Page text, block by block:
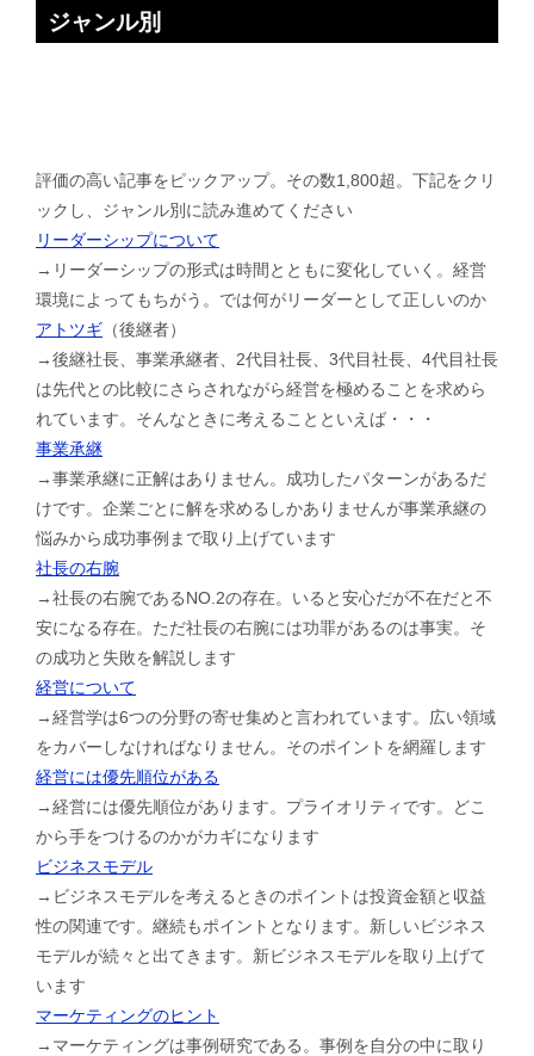
ジャンル別
評価の高い記事をピックアップ。その数1,800超。下記をクリ
ックし、ジャンル別に読み進めてください
リーダーシップについて
→リーダーシップの形式は時間とともに変化していく。経営
環境によってもちがう。では何がリーダーとして正しいのか
アトツギ （後継者）
→後継社長、事業承継者、2代目社長、3代目社長、4代目社長
は先代との比較にさらされながら経営を極めることを求めら
れています。そんなときに考えることといえば・・・
事業承継
→事業承継に正解はありません。成功したパターンがあるだ
けです。企業ごとに解を求めるしかありませんが事業承継の
悩みから成功事例まで取り上げています
社長の右腕
→社長の右腕であるNO.2の存在。いると安心だが不在だと不
安になる存在。ただ社長の右腕には功罪があるのは事実。そ
の成功と失敗を解説します
経営について
→経営学は6つの分野の寄せ集めと言われています。広い領域
をカバーしなければなりません。そのポイントを網羅します
経営には優先順位がある
→経営には優先順位があります。プライオリティです。どこ
から手をつけるのかがカギになります
ビジネスモデル
→ビジネスモデルを考えるときのポイントは投資金額と収益
性の関連です。継続もポイントとなります。新しいビジネス
モデルが続々と出てきます。新ビジネスモデルを取り上げて
います
マーケティングのヒント
→マーケティングは事例研究である。事例を自分の中に取り